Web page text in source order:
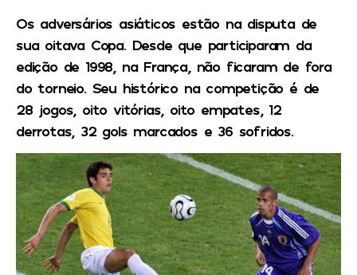
Os adversários asiáticos estão na disputa de
sua oitava Copa. Desde que participaram da
edição de 1998, na França, não ficaram de fora
do torneio. Seu histórico na competição é de
28 jogos, oito vitórias, oito empates, 12
derrotas, 32 gols marcados e 36 sofridos.